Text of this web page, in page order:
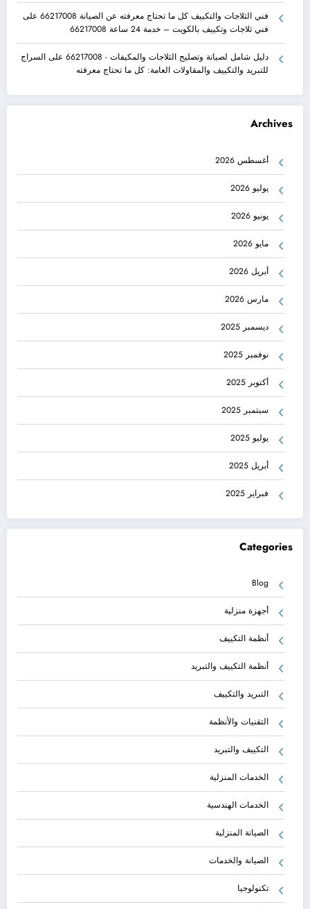
فني الثلاجات والتكييف كل ما تحتاج معرفته عن الصيانة 66217008
على
فني ثلاجات وتكييف بالكويت – خدمة 24 ساعة 66217008
دليل شامل لصيانة وتصليح الثلاجات والمكيفات - 66217008 على السراج
للتبريد والتكييف والمقاولات العامة: كل ما تحتاج معرفته
Archives
أغسطس 2026
يوليو 2026
يونيو 2026
مايو 2026
أبريل 2026
مارس 2026
ديسمبر 2025
نوفمبر 2025
أكتوبر 2025
سبتمبر 2025
يوليو 2025
أبريل 2025
فبراير 2025
Categories
Blog
أجهزة منزلية
أنظمة التكييف
أنظمة التكييف والتبريد
التبريد والتكييف
التقنيات والأنظمة
التكييف والتبريد
الخدمات المنزلية
الخدمات الهندسية
الصيانة المنزلية
الصيانة والخدمات
تكنولوجيا